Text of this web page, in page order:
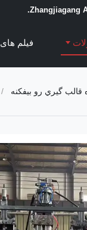
Zhangjiagang
فیلم های
گيري رو بيفکنه /